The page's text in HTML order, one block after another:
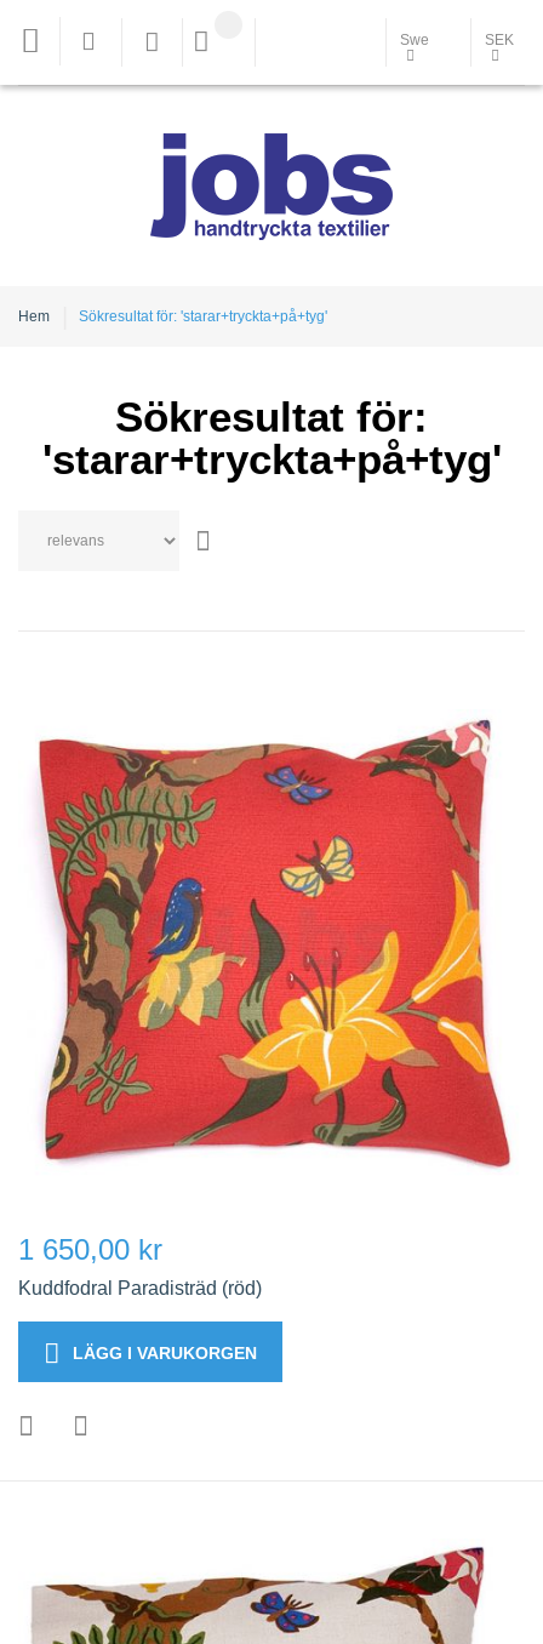
Swe SEK
Hem Sökresultat för: 'starar+tryckta+på+tyg'
Sökresultat för:
'starar+tryckta+på+tyg'
1 650,00 kr
Kuddfodral Paradisträd (röd)
LÄGG I VARUKORGEN